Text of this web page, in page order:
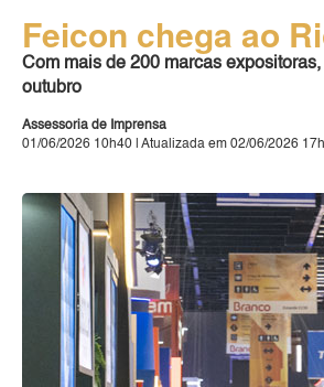
Feicon chega ao
Com mais de 200 marcas
outubro
Assessoria de Imprensa
01/06/2026 10h40 | Atualizada em 02/06/2026